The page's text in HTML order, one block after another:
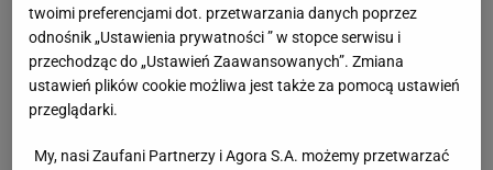
twoimi preferencjami dot. przetwarzania danych poprzez
odnośnik „Ustawienia prywatności ” w stopce serwisu i
przechodząc do „Ustawień Zaawansowanych”. Zmiana
ustawień plików cookie możliwa jest także za pomocą ustawień
przeglądarki.
My, nasi Zaufani Partnerzy i Agora S.A. możemy przetwarzać